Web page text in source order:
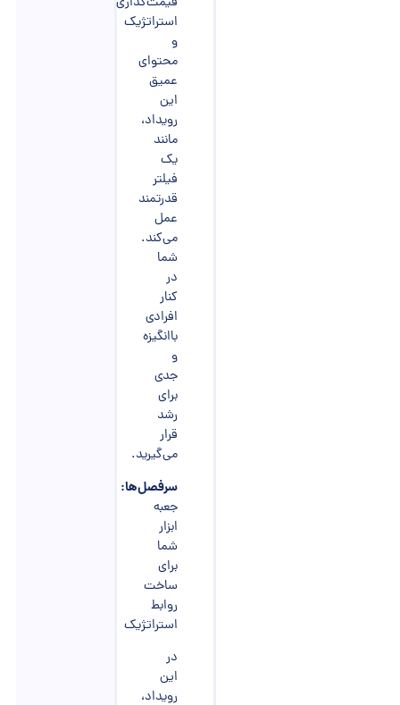
استراتژیک
و
محتوای
عمیق
این
رویداد،
مانند
یک
فیلتر
قدرتمند
عمل
می‌کند.
شما
در
کنار
افرادی
باانگیزه
و
جدی
برای
رشد
قرار
می‌گیرید.
سرفصل‌ها:
جعبه
ابزار
شما
برای
ساخت
روابط
استراتژیک
در
این
رویداد،